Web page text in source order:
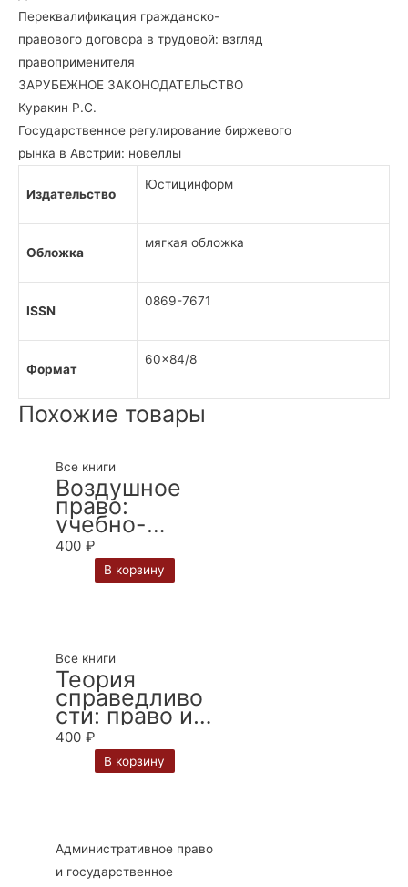
Переквалификация гражданско-
правового договора в трудовой: взгляд
правоприменителя
ЗАРУБЕЖНОЕ ЗАКОНОДАТЕЛЬСТВО
Куракин Р.С.
Государственное регулирование биржевого
рынка в Австрии: новеллы
Издательство
Юстицинформ
Обложка
мягкая обложка
ISSN
0869-7671
Формат
60×84/8
Похожие товары
Все книги
Воздушное
право:
учебно-
методическо
е пособие.
Авторы О.В.
400 ₽
В корзину
Все книги
Теория
справедливо
сти: право и
экономика /
В. А. Вайпан
400 ₽
В корзину
Административное право
и государственное